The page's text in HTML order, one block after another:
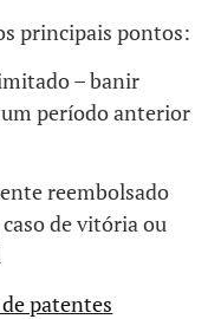
principais pontos:
– banir
período anterior
reembolsado
de vitória ou
patentes